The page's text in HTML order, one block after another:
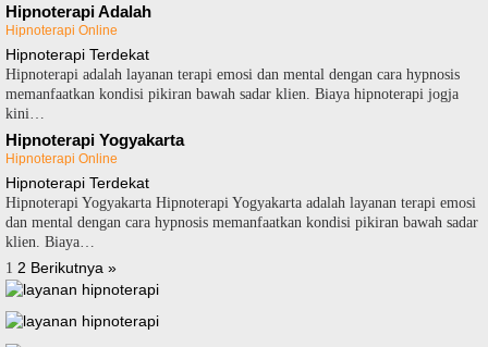
Hipnoterapi Adalah
Hipnoterapi Online
Hipnoterapi Terdekat
Hipnoterapi adalah layanan terapi emosi dan mental dengan cara hypnosis
memanfaatkan kondisi pikiran bawah sadar klien. Biaya hipnoterapi jogja
kini…
Hipnoterapi Yogyakarta
Hipnoterapi Online
Hipnoterapi Terdekat
Hipnoterapi Yogyakarta Hipnoterapi Yogyakarta adalah layanan terapi emosi
dan mental dengan cara hypnosis memanfaatkan kondisi pikiran bawah sadar
klien. Biaya…
Paginasi
pos
1 2 Berikutnya »